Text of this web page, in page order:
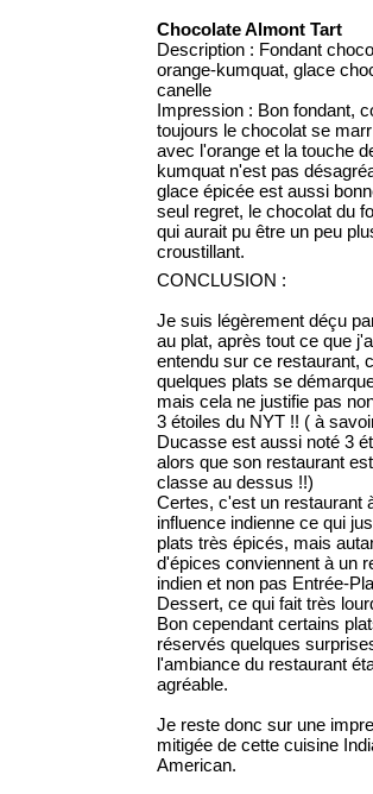
Chocolate Almont Tart
Description : Fondant
orange-kumquat, glace
canelle
Impression : Bon fondant,
toujours le chocolat se
avec l'orange et la touche
kumquat n'est pas
glace épicée est aussi
seul regret, le chocolat du
qui aurait pu être un peu
croustillant.
CONCLUSION :
Je suis légèrement déçu
au plat, après tout ce que
entendu sur ce restaurant,
quelques plats se
mais cela ne justifie pas
3 étoiles du NYT !! ( à
Ducasse est aussi noté 3
alors que son restaurant
classe au dessus !!)
Certes, c'est un restaurant
influence indienne ce qui
plats très épicés, mais
d'épices conviennent à un
indien et non pas Entrée-
Dessert, ce qui fait très
Bon cependant certains
réservés quelques
l'ambiance du restaurant
agréable.
Je reste donc sur une
mitigée de cette cuisine
American.